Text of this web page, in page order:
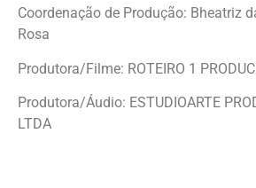
Coordenação de Produção: Bheatriz
Rosa
Produtora/Filme: ROTEIRO 1
Produtora/Áudio: ESTUDIOARTE
LTDA